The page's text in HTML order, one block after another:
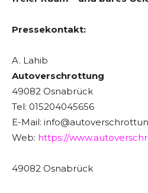
Pressekontakt:
A. Lahib
Autoverschrottung
49082 Osnabrück
Tel: 015204045656
E-Mail:
Web: https://
49082 Osnabrück